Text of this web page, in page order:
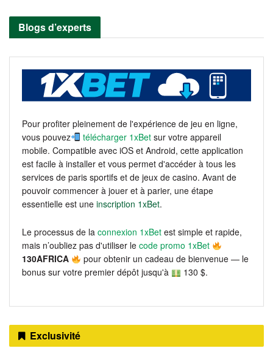
Blogs d’experts
Pour profiter pleinement de l'expérience de jeu en ligne,
vous pouvez
télécharger 1xBet sur votre appareil
mobile. Compatible avec iOS et Android, cette application
est facile à installer et vous permet d'accéder à tous les
services de paris sportifs et de jeux de casino. Avant de
pouvoir commencer à jouer et à parier, une étape
essentielle est une inscription 1xBet.
Le processus de la connexion 1xBet est simple et rapide,
mais n’oubliez pas d'utiliser le code promo 1xBet
130AFRICA
pour obtenir un cadeau de bienvenue — le
bonus sur votre premier dépôt jusqu'à
130 $.
Exclusivité